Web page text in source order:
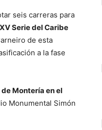
seis carreras para
Serie del Caribe
de esta
a la fase
Montería en el
Monumental Simón